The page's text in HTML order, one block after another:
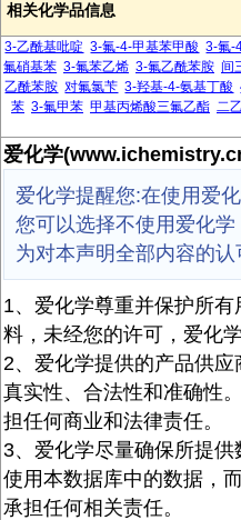
相关化学品信息
3-乙酰基吡啶 3-氟-4-甲基苯甲酸 3-氟-
氟硝基苯 3-氟苯乙烯 3-氟乙酰苯胺 间
乙酰苯胺 对氟氯苄 3-羟基-4-氨基丁酸
苯 3-氟甲苯 甲基丙烯酸三氟乙酯 二
爱化学
爱化学提醒您:在使用爱
您可以选择不使用爱化
为对本声明全部内容的认
1、爱化学尊重并保护所
料，未经您的许可，爱化
2、爱化学提供的产品供
真实性、合法性和准确性
担任何商业和法律责任。
3、爱化学尽量确保所提
使用本数据库中的数据，
承担任何相关责任。